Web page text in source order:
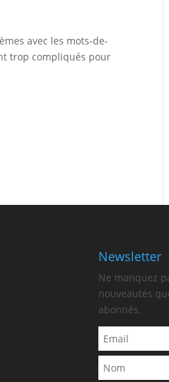
avec les mots-de-
trop compliqués pour
Newsletter
Ne manquez
nouveautés
abonnés.